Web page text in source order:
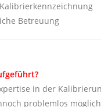
Betreuung
in der
problemlos